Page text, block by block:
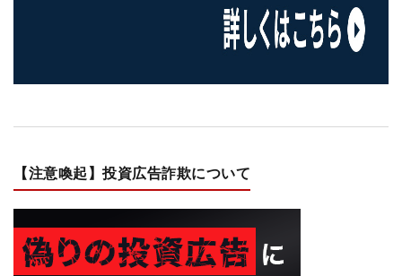
【注意喚起】投資広告詐欺について